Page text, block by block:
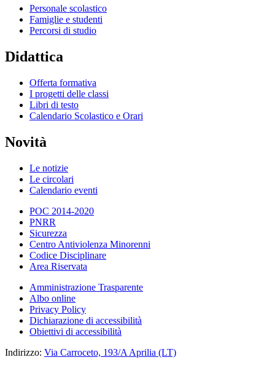
Personale scolastico
Famiglie e studenti
Percorsi di studio
Didattica
Offerta formativa
I progetti delle classi
Libri di testo
Calendario Scolastico e Orari
Novità
Le notizie
Le circolari
Calendario eventi
POC 2014-2020
PNRR
Sicurezza
Centro Antiviolenza Minorenni
Codice Disciplinare
Area Riservata
Amministrazione Trasparente
Albo online
Privacy Policy
Dichiarazione di accessibilità
Obiettivi di accessibilità
Indirizzo: Via Carroceto, 193/A Aprilia (LT)